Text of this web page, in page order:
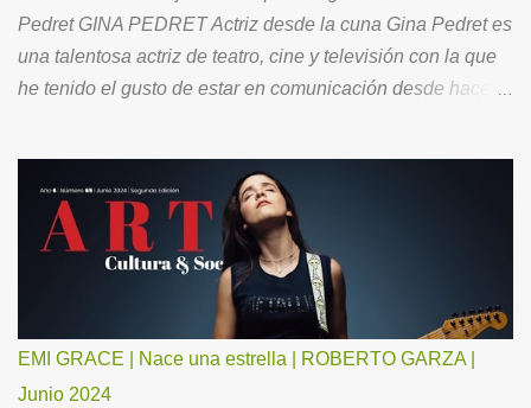
Pedret GINA PEDRET Actriz desde la cuna Gina Pedret es
una talentosa actriz de teatro, cine y televisión con la que
he tenido el gusto de estar en comunicación desde hace
acerca de su brillante trayectoria, así como de su vida
familiar y la óptica con la que se relaciona con el entorno.
Como es mi costumbre, le pedí “comenzar por el principio”.
Mi infancia fue tranquila, feliz. Siempre fui intensa en mis
emociones y en mis sentimientos. Mis pades se
divorciaron cuando yo tenía 9 años. Fue una tristeza
EMI GRACE | Nace una estrella | ROBERTO GARZA |
Junio 2024